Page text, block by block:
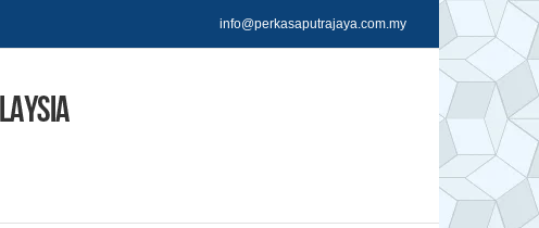
info@perkasaputrajaya.com.my